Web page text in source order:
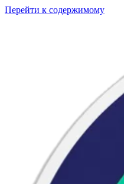
Перейти к содержимому